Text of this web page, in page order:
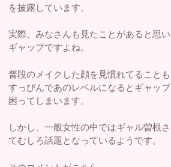
を披露しています。
実際、みなさんも見たことがあると思
ギャップですよね。
普段のメイクした顔を見慣れてることも
すっぴんであのレベルになるとギャッ
困ってしまいます。
しかし、一般女性の中ではギャル曽根
てむしろ話題となっているようです。